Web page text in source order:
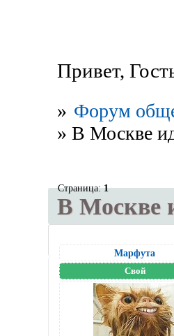
Привет,
» Форум
» В Москве
В Москве
Страница:1
Марфута
Свой